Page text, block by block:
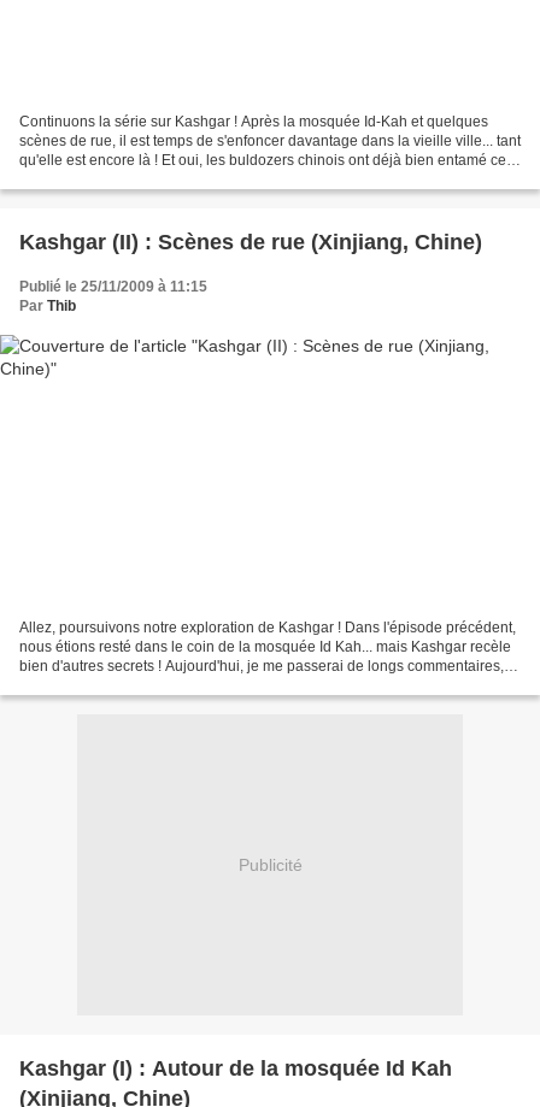
Continuons la série sur Kashgar ! Après la mosquée Id-Kah et quelques
scènes de rue, il est temps de s'enfoncer davantage dans la vieille ville... tant
qu'elle est encore là ! Et oui, les buldozers chinois ont déjà bien entamé ce
Kashgar (II) : Scènes de rue (Xinjiang, Chine)
Publié le 25/11/2009 à 11:15
Par Thib
Allez, poursuivons notre exploration de Kashgar ! Dans l'épisode précédent,
nous étions resté dans le coin de la mosquée Id Kah... mais Kashgar recèle
bien d'autres secrets ! Aujourd'hui, je me passerai de longs commentaires, et
Publicité
Kashgar (I) : Autour de la mosquée Id Kah
(Xinjiang, Chine)